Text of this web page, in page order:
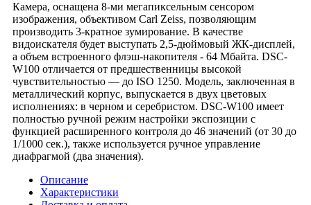
Камера, оснащена 8-ми мегапиксельным сенсором
изображения, объективом Carl Zeiss, позволяющим
производить 3-кратное зумирование. В качестве
видоискателя будет выступать 2,5-дюймовый ЖК-дисплей,
а объем встроенного флэш-накопителя - 64 Мбайта. DSC-
W100 отличается от предшественницы высокой
чувствительностью — до ISO 1250. Модель, заключенная в
металлический корпус, выпускается в двух цветовых
исполнениях: в черном и серебристом. DSC-W100 имеет
полностью ручной режим настройки экспозиции с
функцией расширенного контроля до 46 значений (от 30 до
1/1000 сек.), также используется ручное управление
диафрагмой (два значения).
Описание
Характеристики